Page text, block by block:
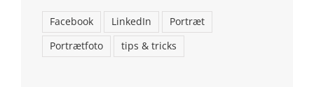
Facebook LinkedIn
Portræt
Portrætfoto
tips & tricks